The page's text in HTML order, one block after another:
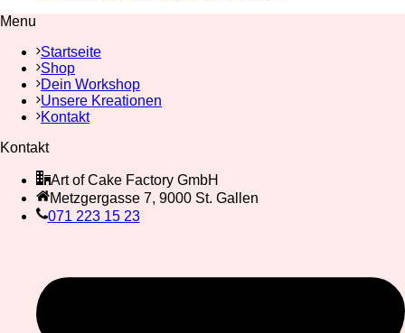
Menu
Startseite
Shop
Dein Workshop
Unsere Kreationen
Kontakt
Kontakt
Art of Cake Factory GmbH
Metzgergasse 7, 9000 St. Gallen
071 223 15 23